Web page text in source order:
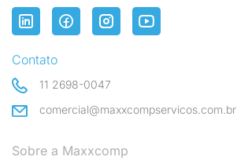
Contato
11 2698-0047
comercial@maxxcompservicos.com.br
Sobre a Maxxcomp